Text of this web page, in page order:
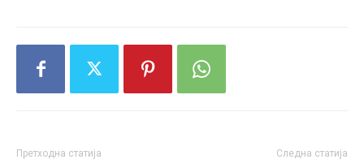
Претходна статија Следна статија